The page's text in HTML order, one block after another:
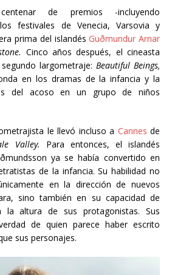
de premios -incluyendo
festivales de Venecia, Varsovia y
prima del islandés Guðmundur Arnar
Cinco años después, el cineasta
largometraje: Beautiful Beings,
en los dramas de la infancia y la
del acoso en un grupo de niños
le llevó incluso a Cannesde
Valley. Para entonces, el islandés
ya se había convertido en
de la infancia. Su habilidad no
en la dirección de nuevos
sino también en su capacidad de
la altura de sus protagonistas. Sus
de quien parece haber escrito
sus personajes.